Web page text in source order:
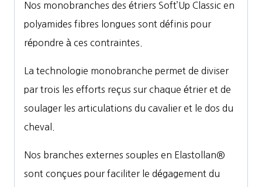
Nos monobranches des étriers Soft’Up Classic en
polyamides fibres longues sont définis pour
répondre à ces contraintes.
La technologie monobranche permet de diviser
par trois les efforts reçus sur chaque étrier et de
soulager les articulations du cavalier et le dos du
cheval.
Nos branches externes souples en Elastollan®
sont conçues pour faciliter le dégagement du